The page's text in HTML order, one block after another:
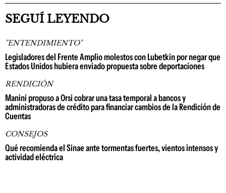
SEGUÍ LEYENDO
"ENTENDIMIENTO"
Legisladores del Frente Amplio molestos con Lubetkin por negar que
Estados Unidos hubiera enviado propuesta sobre deportaciones
RENDICIÓN
Manini propuso a Orsi cobrar una tasa temporal a bancos y
administradoras de crédito para financiar cambios de la Rendición de
Cuentas
CONSEJOS
Qué recomienda el Sinae ante tormentas fuertes, vientos intensos y
actividad eléctrica